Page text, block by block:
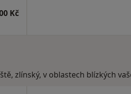
Kč
zlínský, v oblastech blízkých